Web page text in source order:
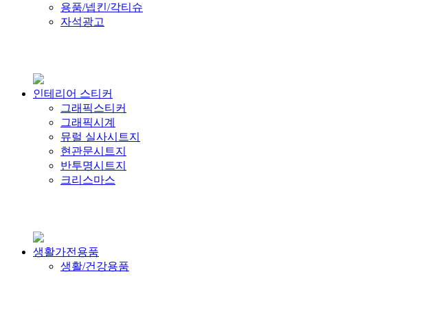
용품/넵킨/각티슈
자석광고
인테리어 스티커
그래픽스티커
그래픽시계
뮤럴 실사시트지
현관문시트지
반투명시트지
크리스마스
생활가전용품
생활/건강용품